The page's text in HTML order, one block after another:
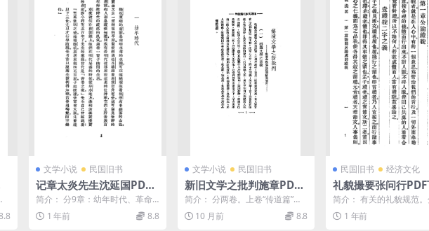
文学小说 民国旧书
记章太炎先生沈延国PDF
下载,章太炎研究史料
简介： 分9章：幼年时代、革命
必流血、西牢三年、锦辉馆上、
亡命日本、创立统一党、...
1 年前 8.8
文学小说 民国旧书
新旧文学之批判施章PDF
下载,民国中国文学研究论
文集,国立中央大学艺林社
丛书
简介： 分两卷。上卷“传道篇”，
收《传道文学之意义》、《春秋
史记经世价值之分析》...
10 月前 8.8
民国旧书 经济文化
礼貌撮要张问行PDF
社交礼仪教程
简介： 有关的礼貌规范。
闲居独处的礼貌、同人来
貌、同人言谈称呼的礼貌...
1 年前